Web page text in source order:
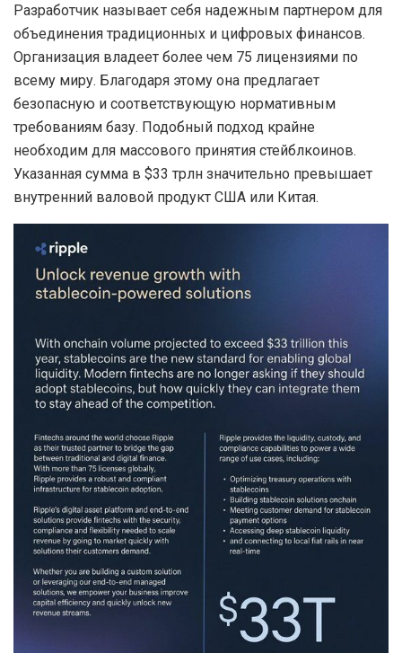
Разработчик называет себя надежным партнером для
объединения традиционных и цифровых финансов.
Организация владеет более чем 75 лицензиями по
всему миру. Благодаря этому она предлагает
безопасную и соответствующую нормативным
требованиям базу. Подобный подход крайне
необходим для массового принятия стейблкоинов.
Указанная сумма в $33 трлн значительно превышает
внутренний валовой продукт США или Китая.